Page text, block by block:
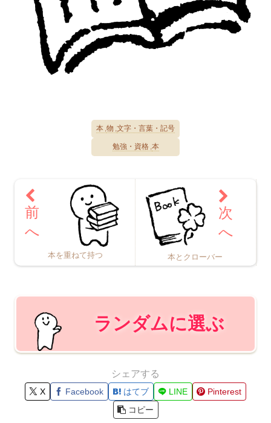
本 物 文字・言葉・記号
勉強・資格 本
本を重ねて持つ 本とクローバー
ランダムに選ぶ
シェアする
X Facebook はてブ LINE
Pinterest
コピー